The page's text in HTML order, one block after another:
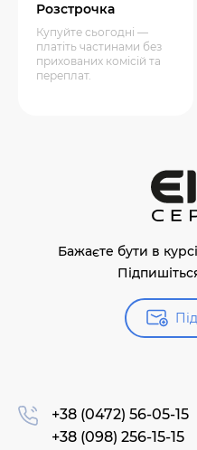
Розстрочка
Купуйте сьогодні —
платіть частинами без
прихованих комісій та
переплат.
Бажаєте бути в
+38 (0472) 56-05-15
+38 (098) 256-15-15